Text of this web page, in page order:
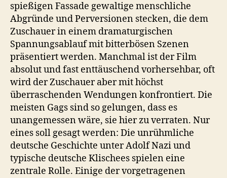
spießigen Fassade gewaltige menschliche
Abgründe und Perversionen stecken, die dem
Zuschauer in einem dramaturgischen
Spannungsablauf mit bitterbösen Szenen
präsentiert werden. Manchmal ist der Film
absolut und fast enttäuschend vorhersehbar, oft
wird der Zuschauer aber mit höchst
überraschenden Wendungen konfrontiert. Die
meisten Gags sind so gelungen, dass es
unangemessen wäre, sie hier zu verraten. Nur
eines soll gesagt werden: Die unrühmliche
deutsche Geschichte unter Adolf Nazi und
typische deutsche Klischees spielen eine
zentrale Rolle. Einige der vorgetragenen